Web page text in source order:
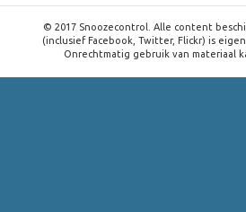
© 2017 Snoozecontrol. Alle content
(inclusief Facebook, Twitter, Flickr) is
Onrechtmatig gebruik van materiaal